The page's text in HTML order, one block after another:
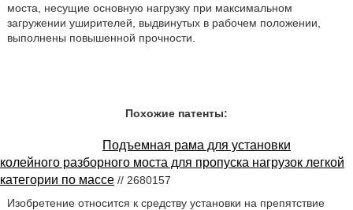
моста, несущие основную нагрузку при максимальном
загружении уширителей, выдвинутых в рабочем положении,
выполнены повышенной прочности.
Похожие патенты:
Подъемная рама для установки
колейного разборного моста для пропуска нагрузок легкой
категории по массе // 2680157
Изобретение относится к средству установки на препятствие